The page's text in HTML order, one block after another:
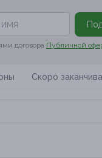
договора Публичной
Скоро